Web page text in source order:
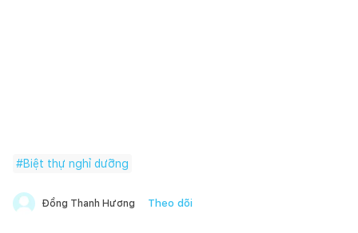
#Biệt thự nghỉ dưỡng
Đồng Thanh Hương Theo dõi